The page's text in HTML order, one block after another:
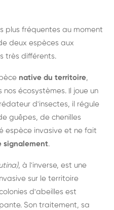
plus fréquentes au moment
deux espèces aux
très différents.
native du territoire,
écosystèmes. Il joue un
d'insectes, il régule
guêpes, de chenilles
espèce invasive et ne fait
signalement.
, à l'inverse, est une
sur le territoire
d'abeilles est
Son traitement, sa